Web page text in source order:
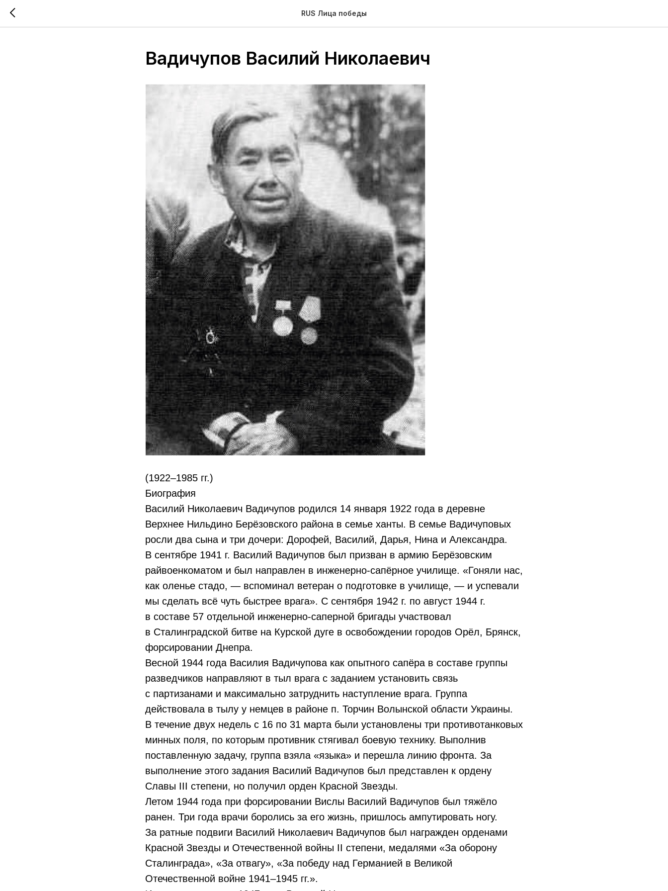
RUS Лица победы
Вадичупов Василий Николаевич
(1922–1985 гг.)
Биография
Василий Николаевич Вадичупов родился 14 января 1922 года в деревне
Верхнее Нильдино Берёзовского района в семье ханты. В семье Вадичуповых
росли два сына и три дочери: Дорофей, Василий, Дарья, Нина и Александра.
В сентябре 1941 г. Василий Вадичупов был призван в армию Берёзовским
райвоенкоматом и был направлен в инженерно-сапёрное училище. «Гоняли нас,
как оленье стадо, — вспоминал ветеран о подготовке в училище, — и успевали
мы сделать всё чуть быстрее врага». С сентября 1942 г. по август 1944 г.
в составе 57 отдельной инженерно-саперной бригады участвовал
в Сталинградской битве на Курской дуге в освобождении городов Орёл, Брянск,
форсировании Днепра.
Весной 1944 года Василия Вадичупова как опытного сапёра в составе группы
разведчиков направляют в тыл врага с заданием установить связь
с партизанами и максимально затруднить наступление врага. Группа
действовала в тылу у немцев в районе п. Торчин Волынской области Украины.
В течение двух недель с 16 по 31 марта были установлены три противотанковых
минных поля, по которым противник стягивал боевую технику. Выполнив
поставленную задачу, группа взяла «языка» и перешла линию фронта. За
выполнение этого задания Василий Вадичупов был представлен к ордену
Славы III степени, но получил орден Красной Звезды.
Летом 1944 года при форсировании Вислы Василий Вадичупов был тяжёло
ранен. Три года врачи боролись за его жизнь, пришлось ампутировать ногу.
За ратные подвиги Василий Николаевич Вадичупов был награжден орденами
Красной Звезды и Отечественной войны II степени, медалями «За оборону
Сталинграда», «За отвагу», «За победу над Германией в Великой
Отечественной войне 1941–1945 гг.».